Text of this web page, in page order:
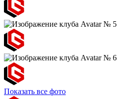
Показать все фото